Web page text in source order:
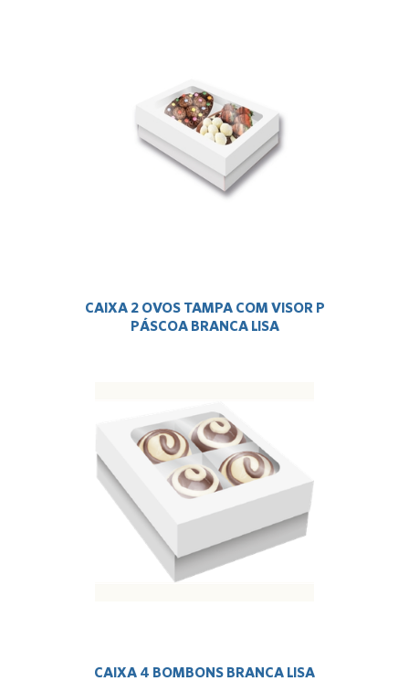
CAIXA 2 OVOS TAMPA COM VISOR P
PÁSCOA BRANCA LISA
CAIXA 4 BOMBONS BRANCA LISA